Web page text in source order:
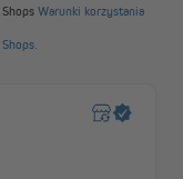
Ochrona UV 30+
na słońcu
dostępna jest